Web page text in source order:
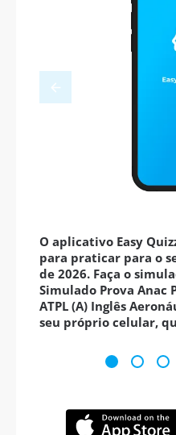
O aplicativo Easy
para praticar para o
de 2026. Faça o
Simulado Prova Anac
ATPL (A) Inglês
seu próprio celular,